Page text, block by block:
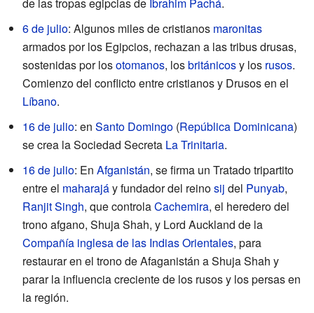
6 de julio: Algunos miles de cristianos maronitas
armados por los Egipcios, rechazan a las tribus drusas,
sostenidas por losotomanos, losbritánicosy los rusos.
Comienzo del conflicto entre cristianos y Drusos en el
Líbano.
16 de julio: en Santo Domingo (República Dominicana)
se crea la Sociedad Secreta La Trinitaria.
16 de julio: En Afganistán, se firma un Tratado tripartito
entre el maharajáy fundador del reinosij del Punyab,
Ranjit Singh, que controlaCachemira, el heredero del
trono afgano, Shuja Shah, y Lord Auckland de la
Compañía inglesa de las Indias Orientales, para
restaurar en el trono de Afaganistán a Shuja Shah y
parar la influencia creciente de los rusos y los persas en
la región.